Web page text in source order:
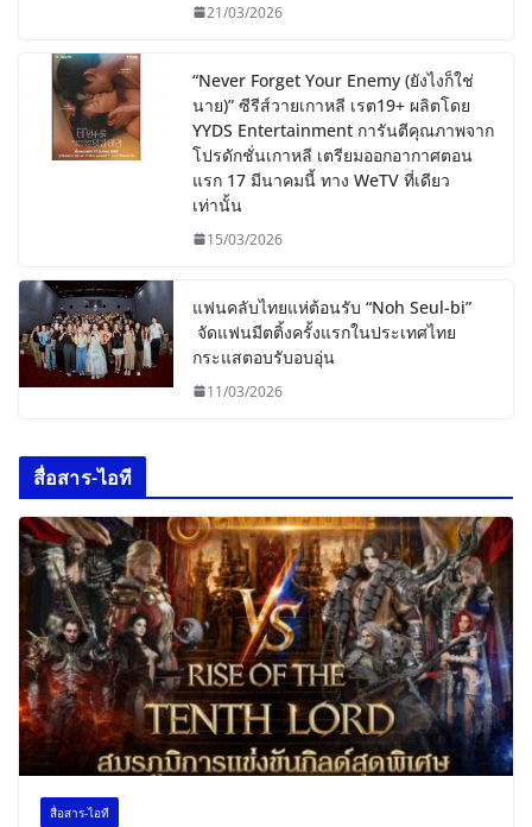
21/03/2026
“Never Forget Your Enemy (ยังไงก็ใช่
นาย)” ซีรีส์วายเกาหลี เรต19+ ผลิตโดย
YYDS Entertainment การันตีคุณภาพจาก
โปรดักชั่นเกาหลี เตรียมออกอากาศตอน
แรก 17 มีนาคมนี้ ทาง WeTV ที่เดียว
เท่านั้น
15/03/2026
แฟนคลับไทยแห่ต้อนรับ “Noh Seul-bi”
จัดแฟนมีตติ้งครั้งแรกในประเทศไทย
กระแสตอบรับอบอุ่น
11/03/2026
สื่อสาร-ไอที
สื่อสาร-ไอที